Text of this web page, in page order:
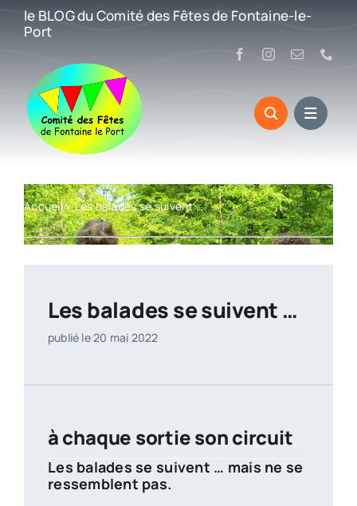
Passer
contenu
le BLOG du Comité des Fêtes de Fontaine-le-
Port
Accueil»Les balades se suivent …
Les balades se suivent …
publié le 20 mai 2022
à chaque sortie son circuit
Les balades se suivent … mais ne se
ressemblent pas.